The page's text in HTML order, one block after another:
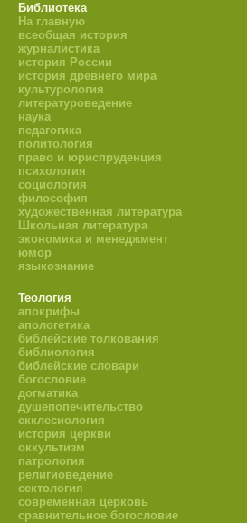
Библиотека
На главную
всеобщая история
журналистика
история России
история древнего мира
культурология
литературоведение
наука
педагогика
политология
право и юриспруденция
психология
социология
философия
художественная литература
Школьная литература
экономика и менеджмент
юмор
языкознание
Теология
апокрифы
апологетика
библейские толкования
библиология
библейские словари
богословие
догматика
душепопечительство
екклесиология
история церкви
оккультизм
патрология
религиоведение
сектология
современная церковь
сравнительное богословие